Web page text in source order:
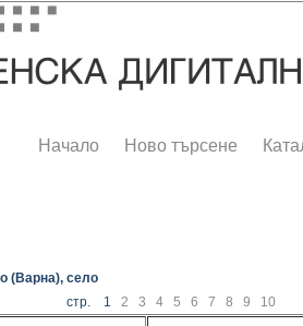
Начало Ново търсене
(Варна), село
стр. 1 2 3 4 5 6 7 8 9 10